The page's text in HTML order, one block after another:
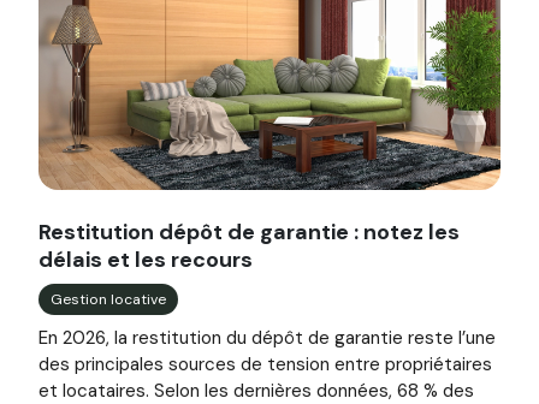
Image illustrant l'article "Restitution dépôt de garantie :
Restitution dépôt de garantie : notez les
délais et les recours
Gestion locative
En 2026, la restitution du dépôt de garantie reste l’une
des principales sources de tension entre propriétaires
et locataires. Selon les dernières données, 68 % des